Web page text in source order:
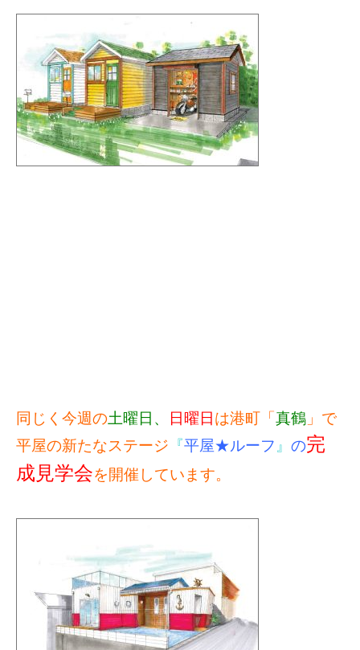
同じく今週の土曜日、 日曜日 は港町「 真鶴 」で
平屋の新たなステージ 『平屋★ルーフ 』 の完
成見学会を開催しています。